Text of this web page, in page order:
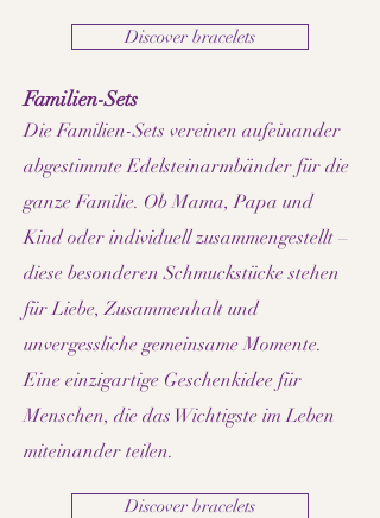
Discover bracelets
Familien-Sets
Die Familien-Sets vereinen aufeinander
abgestimmte Edelsteinarmbänder für die
ganze Familie. Ob Mama, Papa und
Kind oder individuell zusammengestellt –
diese besonderen Schmuckstücke stehen
für Liebe, Zusammenhalt und
unvergessliche gemeinsame Momente.
Eine einzigartige Geschenkidee für
Menschen, die das Wichtigste im Leben
miteinander teilen.
Discover bracelets